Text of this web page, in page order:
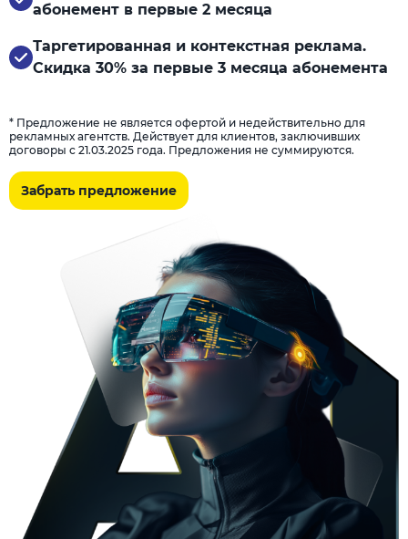
абонемент в первые 2 месяца
Таргетированная и контекстная реклама.
Скидка 30% за первые 3 месяца абонемента
* Предложение не является офертой и недействительно для
рекламных агентств. Действует для клиентов, заключивших
договоры с 21.03.2025 года. Предложения не суммируются.
Забрать предложение